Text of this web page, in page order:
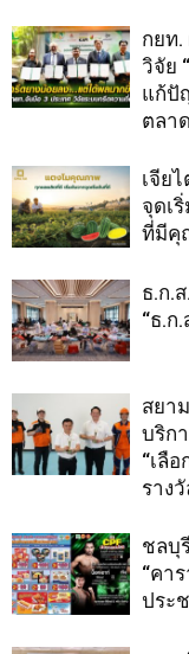
กยท.
วิจัย
แก้ปั
ตลา
เจีย
จุดเ
ที่มีคุ
ธ.ก.
“ธ.ก
สยา
บริก
“เลื
ราง
ชลบุ
“คา
ประ